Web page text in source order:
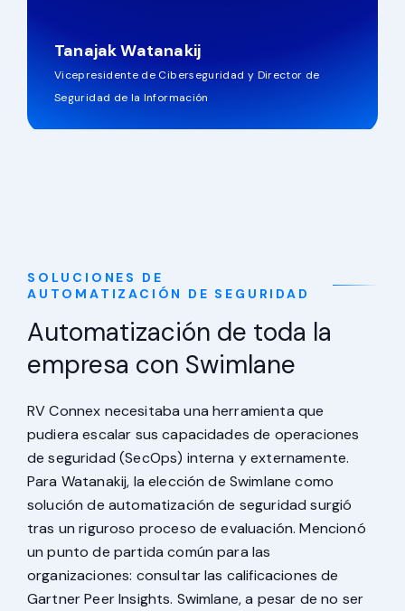
Tanajak Watanakij
Vicepresidente de Ciberseguridad y Director de
Seguridad de la Información
SOLUCIONES DE
AUTOMATIZACIÓN DE SEGURIDAD
Automatización de toda la
empresa con Swimlane
RV Connex necesitaba una herramienta que
pudiera escalar sus capacidades de operaciones
de seguridad (SecOps) interna y externamente.
Para Watanakij, la elección de Swimlane como
solución de automatización de seguridad surgió
tras un riguroso proceso de evaluación. Mencionó
un punto de partida común para las
organizaciones: consultar las calificaciones de
Gartner Peer Insights. Swimlane, a pesar de no ser